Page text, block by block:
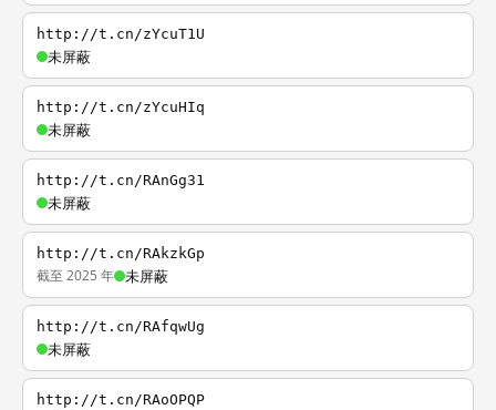
http://t.cn/zYcuT1U
未屏蔽
http://t.cn/zYcuHIq
未屏蔽
http://t.cn/RAnGg31
未屏蔽
http://t.cn/RAkzkGp
截至 2025 年 未屏蔽
http://t.cn/RAfqwUg
未屏蔽
http://t.cn/RAoOPQP